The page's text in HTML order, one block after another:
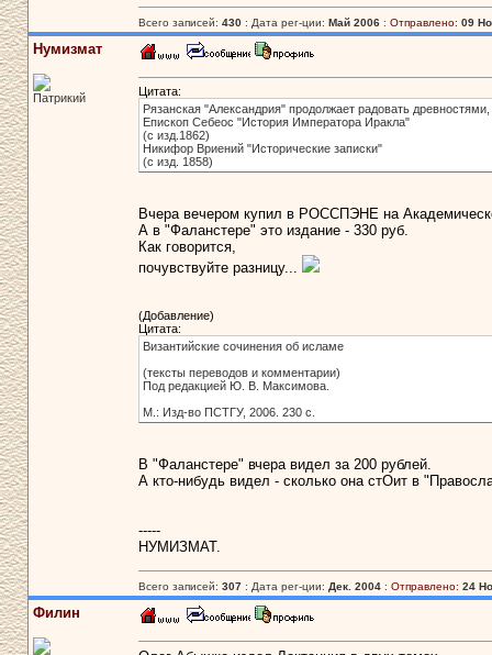
Всего записей: 430: Дата рег-ции: Май 2006: Отправлено: 09
Нумизмат
Патрикий
Цитата:
Рязанская "Александрия" продолжает радовать
Епископ Себеос "История Императора Иракла"
(с изд.1862)
Никифор Вриений "Исторические записки"
(с изд. 1858)
Вчера вечером купил в РОССПЭНЕ на
А в "Фаланстере" это издание - 330 руб.
Как говорится,
почувствуйте разницу...
(Добавление)
Цитата:
Византийские сочинения об исламе
(тексты переводов и комментарии)
Под редакцией Ю. В. Максимова.
М.: Изд-во ПСТГУ, 2006. 230 с.
В "Фаланстере" вчера видел за 200 рублей.
А кто-нибудь видел - сколько она стОит в
-----
НУМИЗМАТ.
Всего записей: 307: Дата рег-ции: Дек. 2004: Отправлено: 24
Филин